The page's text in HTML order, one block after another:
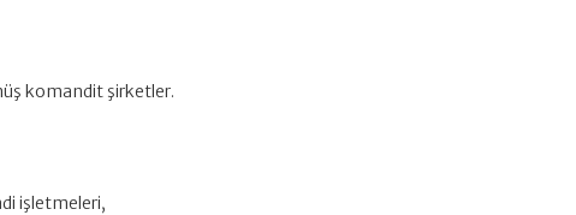
komandit şirketler.
işletmeleri,